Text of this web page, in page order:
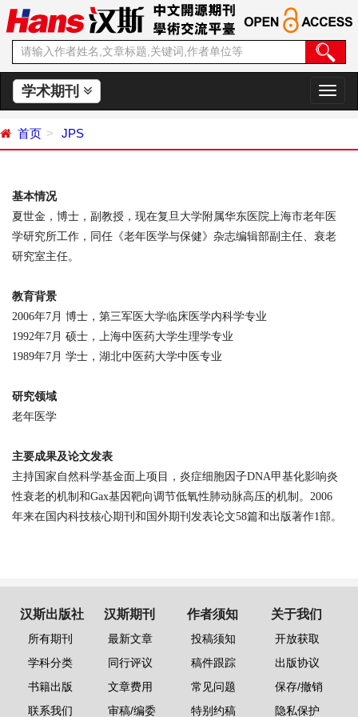
学术期刊
切
换
首页 JPS
基本情况
夏世金，博士，副教授，现在复旦大学附属华东医院上海市老年医
学研究所工作，同任《老年医学与保健》杂志编辑部副主任、衰老
研究室主任。
教育背景
2006年7月 博士，第三军医大学临床医学内科学专业
1992年7月 硕士，上海中医药大学生理学专业
1989年7月 学士，湖北中医药大学中医专业
研究领域
老年医学
主要成果及论文发表
主持国家自然科学基金面上项目，炎症细胞因子DNA甲基化影响炎
性衰老的机制和Gax基因靶向调节低氧性肺动脉高压的机制。 2006
年来在国内科技核心期刊和国外期刊发表论文58篇和出版著作1部。
汉斯出版社
所有期刊
学科分类
书籍出版
联系我们
汉斯期刊
最新文章
同行评议
文章费用
审稿/编委
作者须知
投稿须知
稿件跟踪
常见问题
特别约稿
关于我们
开放获取
出版协议
保存/撤销
隐私保护